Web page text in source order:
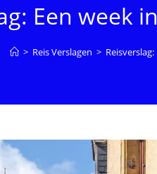
Een week
> Reis Verslagen >